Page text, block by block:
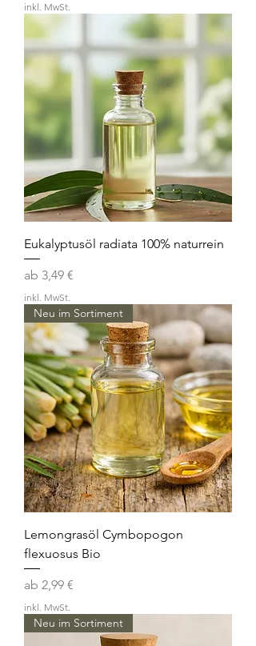
inkl. MwSt.
Eukalyptusöl radiata 100% naturrein
ab 3,49 €
Sale-Preis
inkl. MwSt.
Neu im Sortiment
Lemongrasöl Cymbopogon
flexuosus Bio
ab 2,99 €
Sale-Preis
inkl. MwSt.
Neu im Sortiment